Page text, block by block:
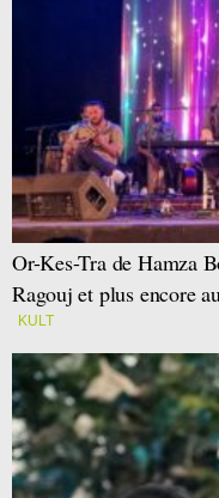
Or-Kes-Tra de Hamza
Ragouj et plus encore
KULT